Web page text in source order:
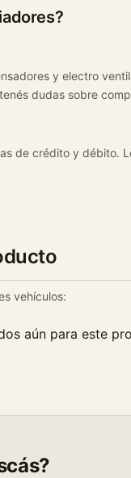
y electro
dudas sobre
de crédito y débito.
vehículos:
aún para este